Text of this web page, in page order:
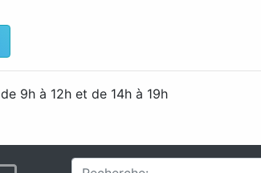
de 9h à 12h et de 14h à 19h